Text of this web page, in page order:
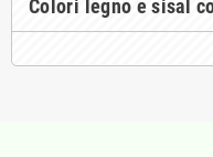
Colori legno e sisal